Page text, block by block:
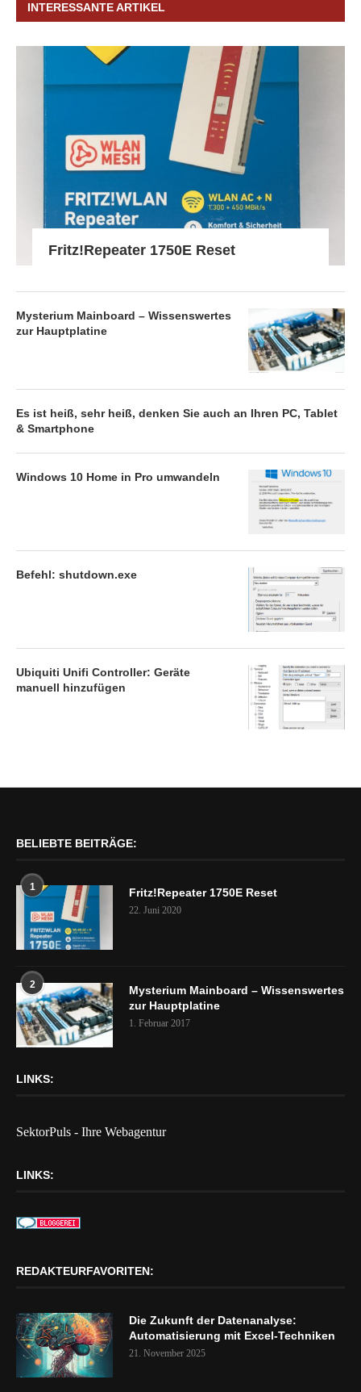
INTERESSANTE ARTIKEL
Fritz!Repeater 1750E Reset
Mysterium Mainboard – Wissenswertes
zur Hauptplatine
Es ist heiß, sehr heiß, denken Sie auch an Ihren PC, Tablet
& Smartphone
Windows 10 Home in Pro umwandeln
Befehl: shutdown.exe
Ubiquiti Unifi Controller: Geräte
manuell hinzufügen
BELIEBTE BEITRÄGE:
1 Fritz!Repeater 1750E Reset
22. Juni 2020
2
Mysterium Mainboard – Wissenswertes
zur Hauptplatine
1. Februar 2017
LINKS:
SektorPuls - Ihre Webagentur
LINKS:
REDAKTEURFAVORITEN:
Die Zukunft der Datenanalyse:
Automatisierung mit Excel-Techniken
21. November 2025